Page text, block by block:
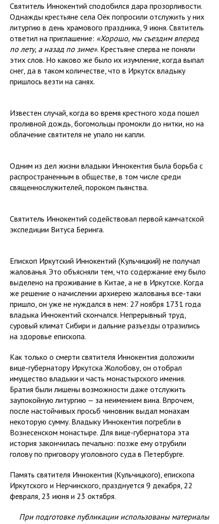
Святитель Иннокентий сподобился дара прозорливости.
Однажды крестьяне села Оёк попросили отслужить у них
литургию в день храмового праздника, 9 июня. Святитель
ответил на приглашение: «Хорошо, мы съездим вперед
по лету, а назад по зиме». Крестьяне сперва не поняли
этих слов. Но каково же было их изумление, когда выпал
снег, да в таком количестве, что в Иркутск владыку
пришлось везти на санях.
Известен случай, когда во время крестного хода пошел
проливной дождь, богомольцы промокли до нитки, но на
облачение святителя не упало ни капли.
Одним из дел жизни владыки Иннокентия была борьба с
распространенным в обществе, в том числе среди
священнослужителей, пороком пьянства.
Святитель Иннокентий содействовал первой камчатской
экспедиции Витуса Беринга.
Епископ Иркутский Иннокентий (Кульчицкий) не получал
жалованья. Это объясняли тем, что содержание ему было
выделено на проживание в Китае, а не в Иркутске. Когда
же решение о начислении архиерею жалованья все-таки
пришло, он уже не нуждался в нем: 27 ноября 1731 года
владыка Иннокентий скончался. Непрерывный труд,
суровый климат Сибири и дальние разъезды отразились
на здоровье епископа.
Как только о смерти святителя Иннокентия доложили
вице-губернатору Иркутска Жолобову, он отобрал
имущество владыки и часть монастырского имения.
Братия были лишены возможности даже отслужить
заупокойную литургию — за неимением вина. Впрочем,
после настойчивых просьб чиновник выдал монахам
некоторую сумму. Владыку Иннокентия погребли в
Вознесенском монастыре. Для вице-губернатора эта
история закончилась печально: позже ему отрубили
голову по приговору уголовного суда в Петербурге.
Память святителя Иннокентия (Кульчицкого), епископа
Иркутского и Нерчинского, празднуется 9 декабря, 22
февраля, 23 июня и 23 октября.
При подготовке публикации использованы материалы